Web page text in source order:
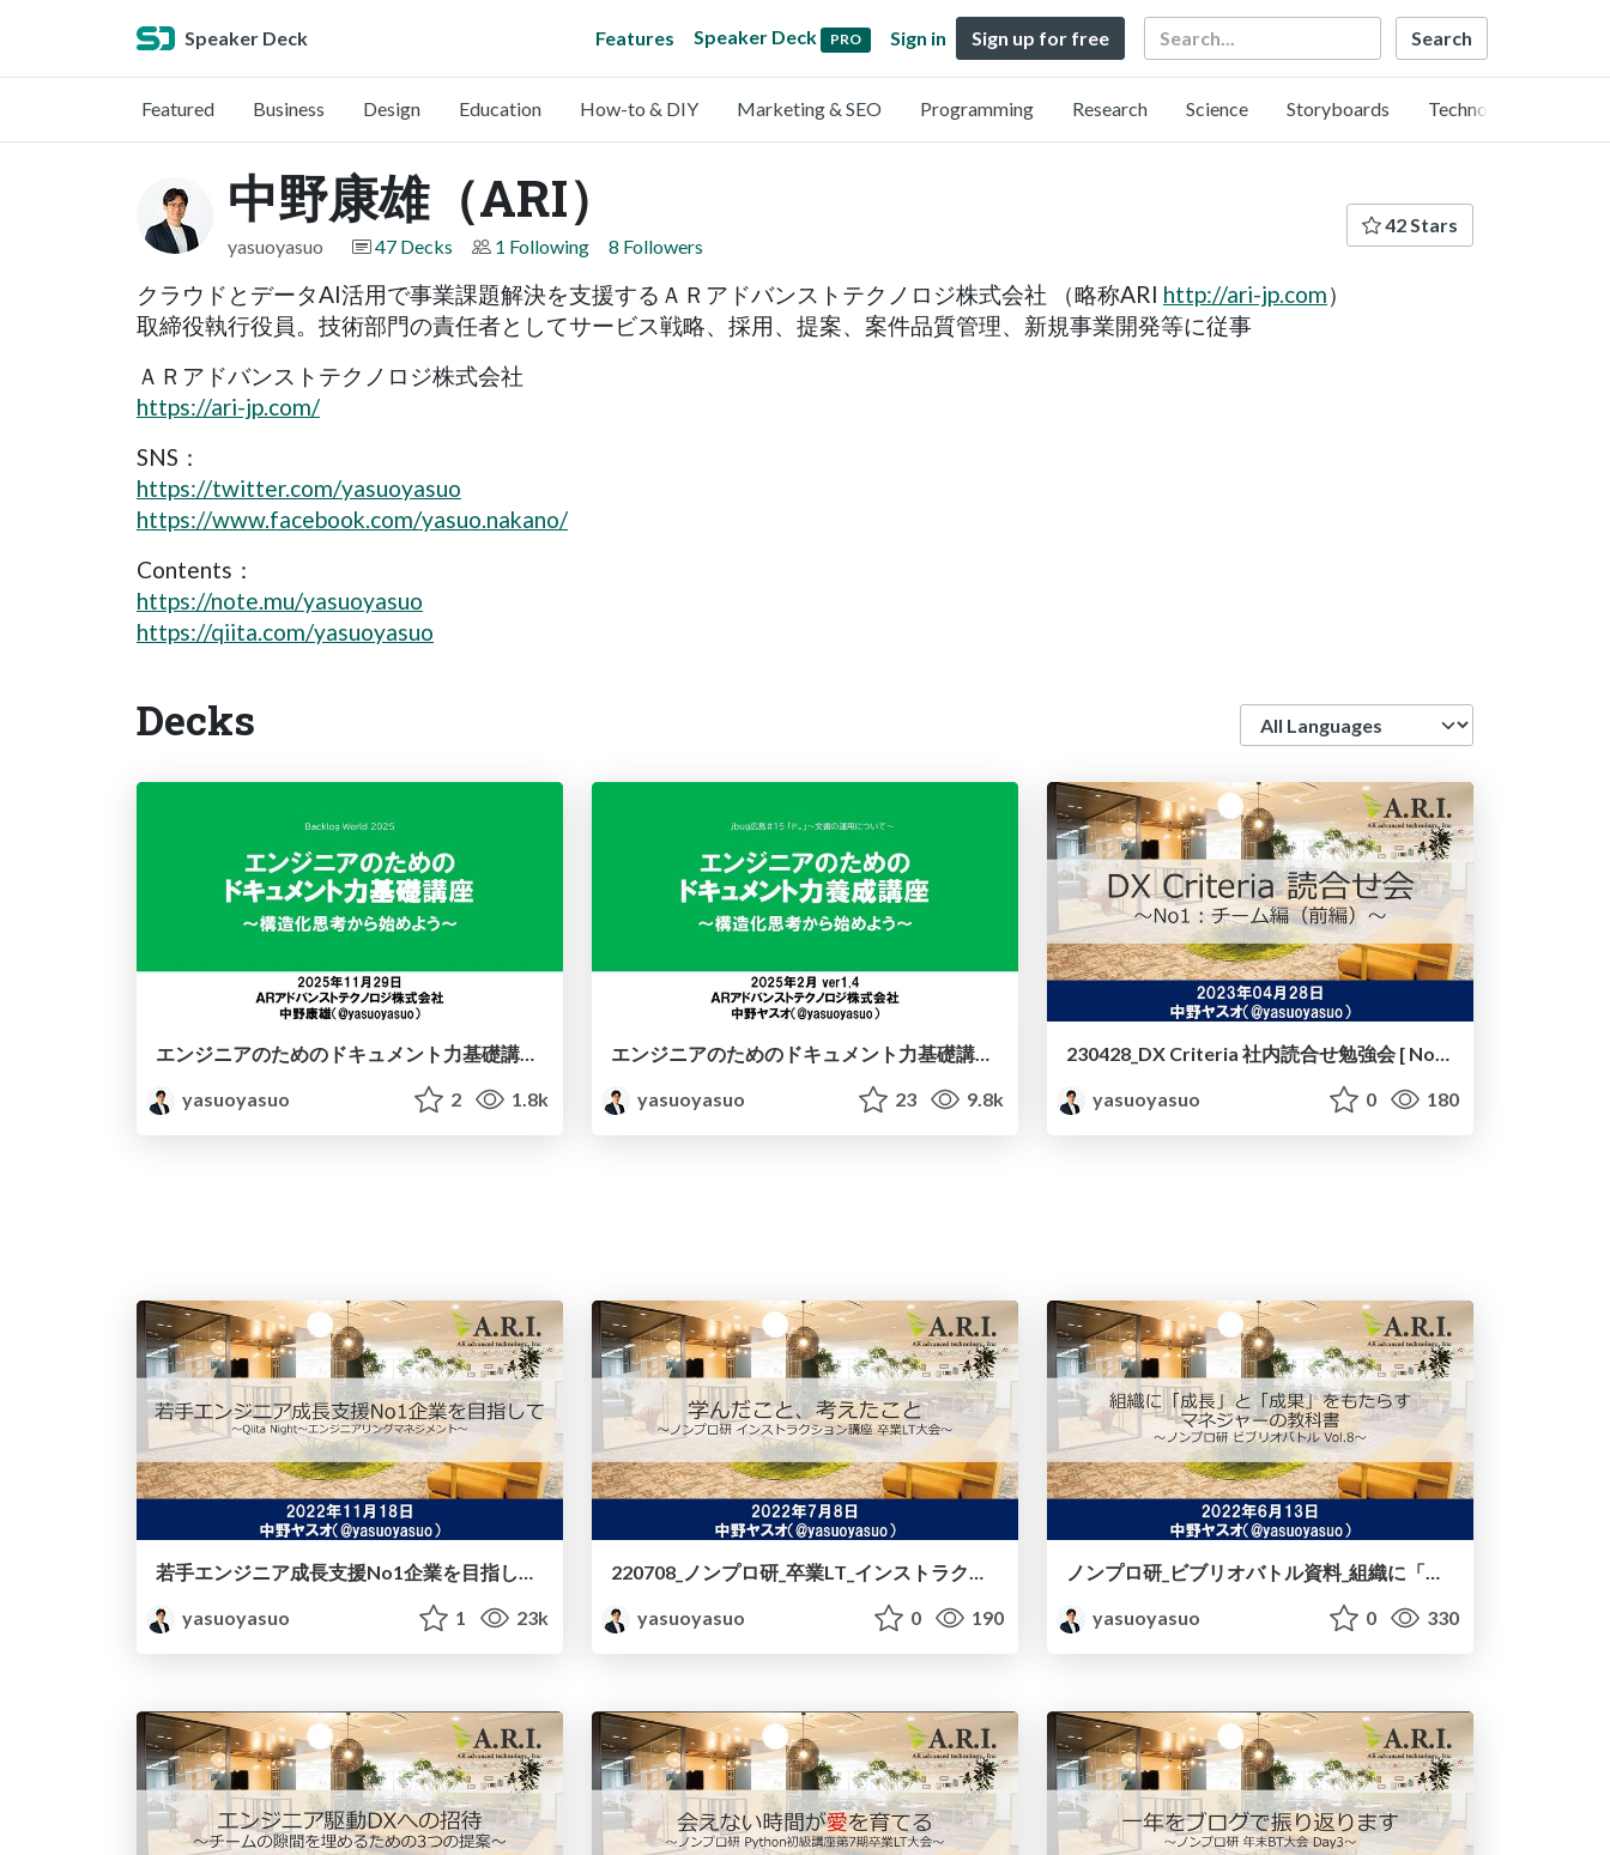
Speaker Deck Features Speaker Deck PRO Sign in Sign up for free Search
Featured Business Design Education How-to & DIY Marketing & SEO Programming Research Science Storyboards Technology
中野康雄（ARI）
yasuoyasuo 47 Decks 1 Following 8 Followers
42 Stars
クラウドとデータAI活用で事業課題解決を支援するＡＲアドバンストテクノロジ株式会社 （略称ARI http://ari-jp.com）
取締役執行役員。技術部門の責任者としてサービス戦略、採用、提案、案件品質管理、新規事業開発等に従事
ＡＲアドバンストテクノロジ株式会社
https://ari-jp.com/
SNS：
https://twitter.com/yasuoyasuo
https://www.facebook.com/yasuo.nakano/
Contents：
https://note.mu/yasuoyasuo
https://qiita.com/yasuoyasuo
Decks
エンジニアのためのドキュメント力基礎講座～構造化思考から始めよう～
yasuoyasuo
2 1.8k
エンジニアのためのドキュメント力基礎講座〜構造化思考から始めよう〜（2025/02/15jbug広島#15発表資料）
yasuoyasuo
23 9.8k
230428_DX Criteria 社内読合せ勉強会 [ No1：チーム編（前編）]
yasuoyasuo
0 180
若手エンジニア成長支援No1企業を目指して(221118_QiitaNight_LT)
yasuoyasuo
1 23k
220708_ノンプロ研_卒業LT_インストラクション講座
yasuoyasuo
0 190
ノンプロ研_ビブリオバトル資料_組織に「成長」と「成果」をもたらすマネジャーの教科書
yasuoyasuo
0 330